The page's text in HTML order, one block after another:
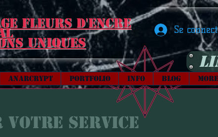
Fleurs d'encre
uniques
Se
Anarcrypt Portfolio Info Blog More
votre service